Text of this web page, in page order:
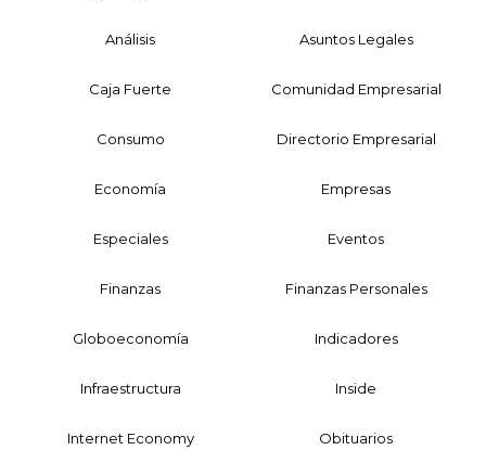
Análisis Asuntos Legales
Caja Fuerte Comunidad Empresarial
Consumo Directorio Empresarial
Economía Empresas
Especiales Eventos
Finanzas Finanzas Personales
Globoeconomía Indicadores
Infraestructura Inside
Internet Economy Obituarios